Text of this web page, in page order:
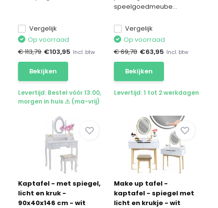
Vergelijk
Op voorraad
€ 113,79 €103,95 Incl. btw
Bekijken
Levertijd: Bestel vóór 13:00,
morgen in huis ⚠ (ma-vrij)
speelgoedmeube...
Vergelijk
Op voorraad
€ 69,78 €63,95 Incl. btw
Bekijken
Levertijd: 1 tot 2 werkdagen
Kaptafel - met spiegel,
licht en kruk -
90x40x146 cm - wit
Make up tafel -
kaptafel - spiegel met
licht en krukje - wit